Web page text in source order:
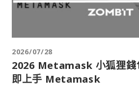
2026/07/28
2026 Metamask 小狐狸錢
即上手 Metamask